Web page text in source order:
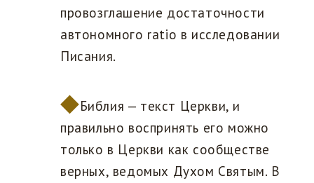
провозглашение достаточности
автономного ratio в исследовании
Писания.
Библия — текст Церкви, и
правильно воспринять его можно
только в Церкви как сообществе
верных, ведомых Духом Святым. В